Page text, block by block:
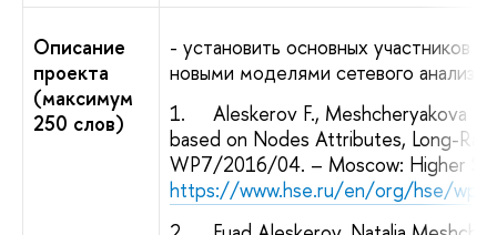
Описание
проекта
(максимум
250 слов)
- установить основных участников
новыми моделями сетевого
1. Aleskerov F., Meshcheryakova
based on Nodes Attributes, Long-
WP7/2016/04. – Moscow: Higher
https://www.hse.ru/en/org/hse/wp/